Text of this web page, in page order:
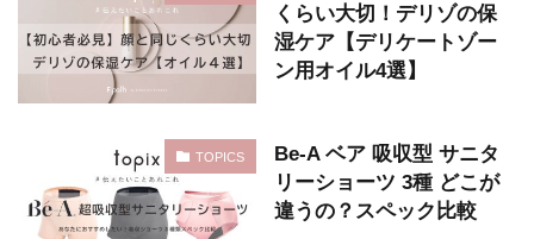
くらい大切！デリゾの保
湿ケア【デリケートゾー
ン用オイル4選】
TOPICS
Be-A ベア 吸収型 サニタ
リーショーツ 3種 どこが
違うの？スペック比較